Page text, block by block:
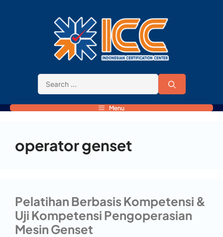
Menu
operator genset
Pelatihan Berbasis Kompetensi &
Uji Kompetensi Pengoperasian
Mesin Genset